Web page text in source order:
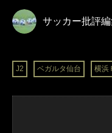
サッカー批評
J2 ベガルタ仙台 横浜